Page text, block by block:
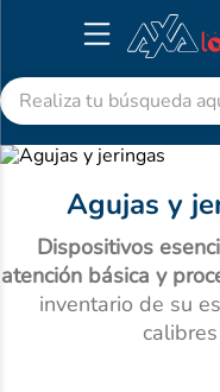
Realiza tu búsqueda aquí
Agujas y
Dispositivos
atención básica y
inventario de su
TÉRMINOS MÁS
acetaminofen
3.
colgate
4.
cyclofem